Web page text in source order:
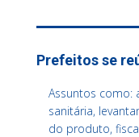
Prefeitos se
Assuntos como:
sanitária,
do produto,